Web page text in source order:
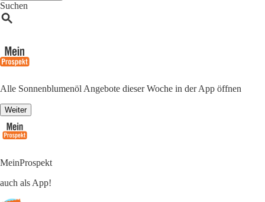
Suchen
Alle Sonnenblumenöl Angebote dieser Woche in der App öffnen
Weiter
MeinProspekt
auch als App!